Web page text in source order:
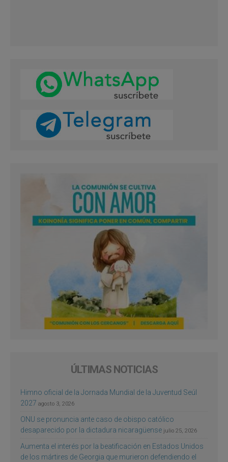
ÚLTIMAS NOTICIAS
Himno oficial de la Jornada Mundial de la Juventud Seúl
2027 agosto 3, 2026
ONU se pronuncia ante caso de obispo católico
desaparecido por la dictadura nicaragüense julio 25, 2026
Aumenta el interés por la beatificación en Estados Unidos
de los mártires de Georgia que murieron defendiendo el